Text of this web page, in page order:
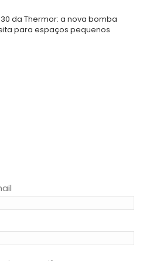
da Thermor: a nova bomba
para espaços pequenos